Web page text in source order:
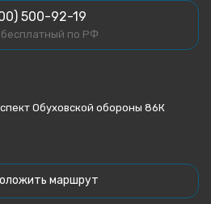
500-92-19
по РФ
Обуховской обороны 86К
маршрут